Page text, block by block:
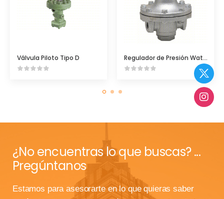
Válvula Piloto Tipo D Regulador de Presión Watts Modelo 152A
¿No encuentras lo que buscas? ...
Pregúntanos
Estamos para asesorarte en lo que quieras saber